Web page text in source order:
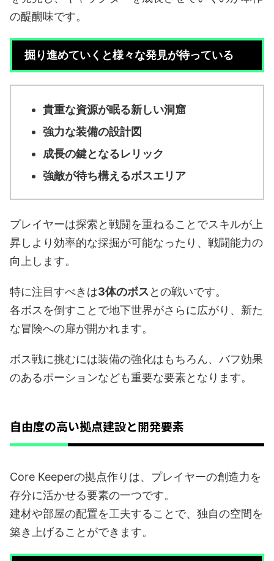
の醍醐味です。
掘り進めていくと様々な発見が待っている
貴重な資源が眠る新しい洞窟
強力な装備の設計図
成長の鍵となるレリック
強敵が待ち構えるボスエリア
プレイヤーは探索と戦闘を重ねることでスキルが上
昇しより効率的な採掘が可能なったり、戦闘能力の
向上します。
特に注目すべきは3体のボスとの戦いです。
各ボスを倒すことで地下世界がさらに広がり、新た
な冒険への扉が開かれます。
ボス戦に挑むには装備の強化はもちろん、バフ効果
のあるポーションなども重要な要素となります。
自由度の高い拠点建設と開発要素
Core Keeperの拠点作りは、プレイヤーの創造力を
存分に活かせる要素の一つです。
建材や部屋の配置を工夫することで、独自の空間を
築き上げることができます。